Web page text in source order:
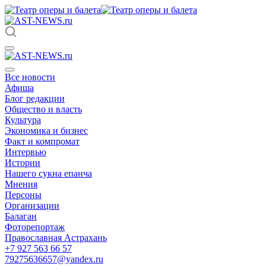
Все новости
Афиша
Блог редакции
Общество и власть
Культура
Экономика и бизнес
Факт и компромат
Интервью
Истории
Нашего сукна епанча
Мнения
Персоны
Организации
Балаган
Фоторепортаж
Православная Астрахань
+7 927 563 66 57
79275636657@yandex.ru